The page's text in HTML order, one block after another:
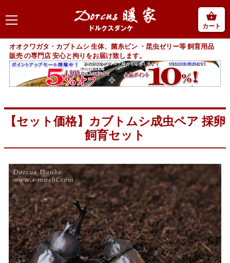
カート
オオクワガタ・カブトムシ 生体、菌糸ビン ・昆虫ゼリー等 飼育用品
販売 の専門店 安心と拘りをお届け致します。
【セット価格】カブトムシ成虫ペア 採卵
飼育セット